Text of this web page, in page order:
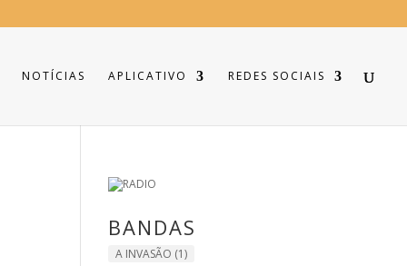
NOTÍCIAS APLICATIVO REDES SOCIAIS
BANDAS
A INVASÃO (1)